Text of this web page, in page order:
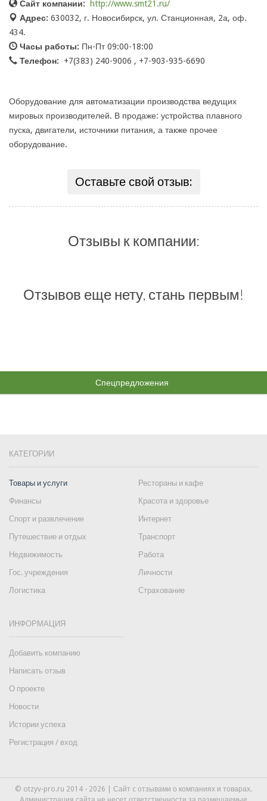
Сайт компании:
http://www.smt21.ru/
Адрес: 630032, г. Новосибирск, ул. Станционная, 2а, оф.
434.
Часы работы: Пн-Пт 09:00-18:00
Телефон:
+7(383) 240-9006 , +7-903-935-6690
Оборудование для автоматизации производства ведущих
мировых производителей. В продаже: устройства плавного
пуска, двигатели, источники питания, а также прочее
оборудование.
Оставьте свой отзыв:
Отзывы к компании:
Отзывов еще нету, стань первым!
Спецпредложения
КАТЕГОРИИ
Товары и услуги
Рестораны и кафе
Финансы
Красота и здоровье
Спорт и развлечение
Интернет
Путешествие и отдых
Транспорт
Недвижимость
Работа
Гос. учреждения
Личности
Логистика
Страхование
ИНФОРМАЦИЯ
Добавить компанию
Написать отзыв
О проекте
Новости
Истории успеха
Регистрация / вход
© otzyv-pro.ru 2014 - 2026 | Сайт c отзывами о компаниях и товарах.